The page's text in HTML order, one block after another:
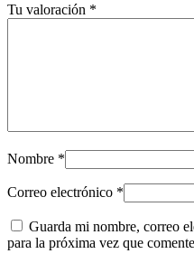
Tu valoración *
Nombre *
Correo electrónico *
Guarda mi nombre, correo
para la próxima vez que